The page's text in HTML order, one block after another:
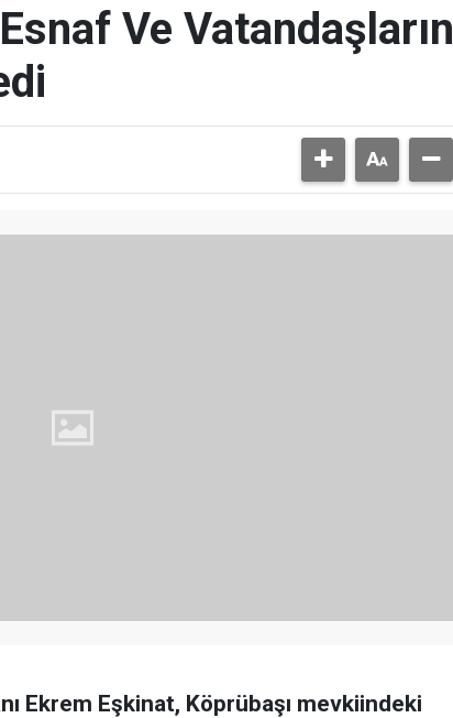
Ve Vatandaşların
Ekrem Eşkinat, Köprübaşı mevkiindeki